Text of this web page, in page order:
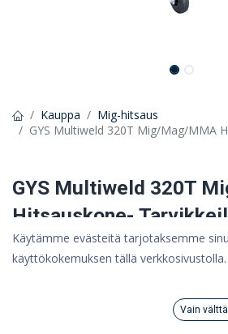
Hinta:
Category
Kauppa
Mig-hitsaus
GYS Multiweld 320T Mig/Mag/MMA
GYS Multiweld 320T
Hitsauskone-
MULTIWELD 320T on
kolmivaihehitsauskone, jossa yhdistyvät
Pyydä tarjous ottamalla meihin
Käytämme evästeitä tarjotaksemme
käyttökokemuksen tällä verkkosivustolla.
Vain